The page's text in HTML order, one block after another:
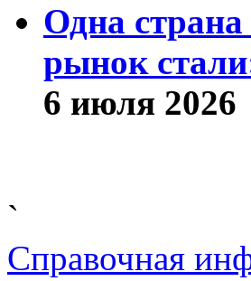
Одна
рынок
6 июля 2026
`
Справочная